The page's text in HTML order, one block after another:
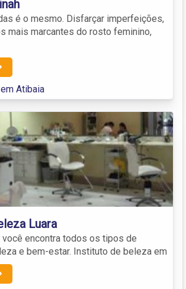
é o mesmo. Disfarçar imperfeições,
mais marcantes do rosto feminino,
Atibaia
Luara
você encontra todos os tipos de
e bem-estar. Instituto de beleza em